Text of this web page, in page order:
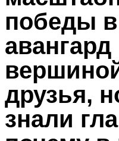
победы
друзья,
знали